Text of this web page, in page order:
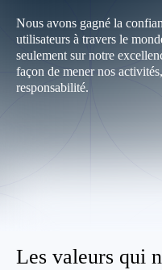
Nous avons gagné la
utilisateurs à travers le
seulement sur notre
façon de mener nos
responsabilité.
Les valeurs qui